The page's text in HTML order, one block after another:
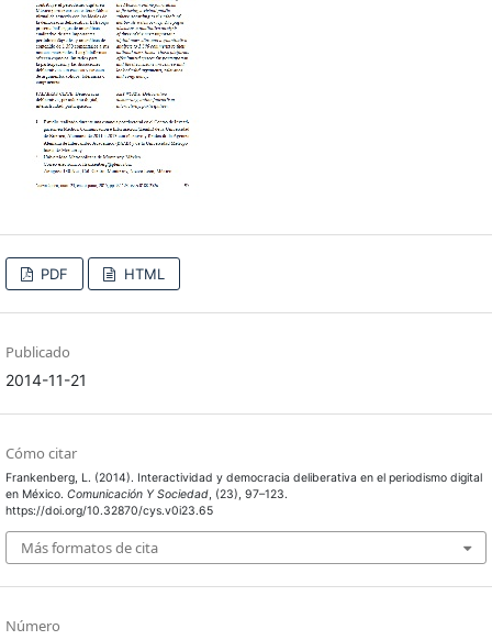
PDF HTML
Publicado
2014-11-21
Cómo citar
Frankenberg, L. (2014). Interactividad y democracia deliberativa en el periodismo digital
en México. Comunicación Y Sociedad, (23), 97–123.
https://doi.org/10.32870/cys.v0i23.65
Más formatos de cita
Número